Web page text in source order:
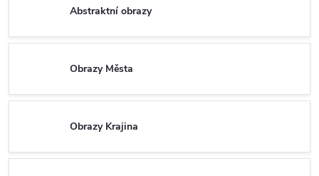
Abstraktní obrazy
Obrazy Města
Obrazy Krajina